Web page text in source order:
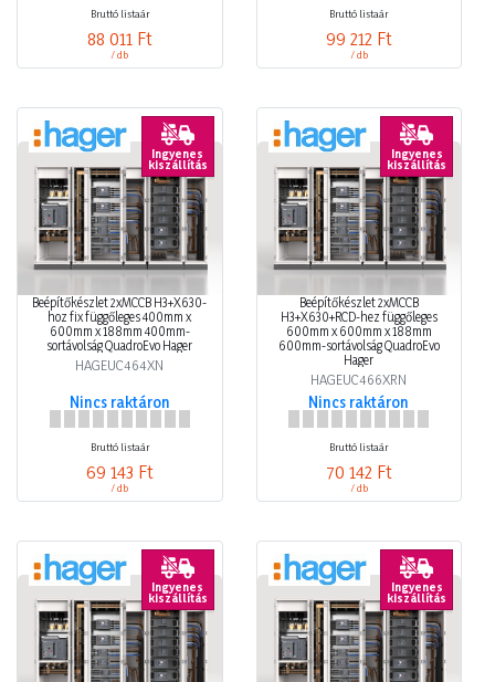
Bruttó listaár
88 011 Ft
/ db
Bruttó listaár
99 212 Ft
/ db
Ingyenes
kiszállítás
Beépítőkészlet 2xMCCB H3+X630-
hoz fix függőleges 400mm x
600mm x 188mm 400mm-
sortávolság QuadroEvo Hager
HAGEUC464XN
Nincs raktáron
Bruttó listaár
69 143 Ft
/ db
Ingyenes
kiszállítás
Beépítőkészlet 2xMCCB
H3+X630+RCD-hez függőleges
600mm x 600mm x 188mm
600mm-sortávolság QuadroEvo
Hager
HAGEUC466XRN
Nincs raktáron
Bruttó listaár
70 142 Ft
/ db
Ingyenes
kiszállítás
Ingyenes
kiszállítás